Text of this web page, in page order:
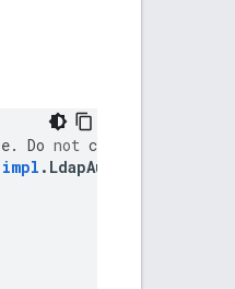
. Do not change
impl . LdapAuthenticatorImpl